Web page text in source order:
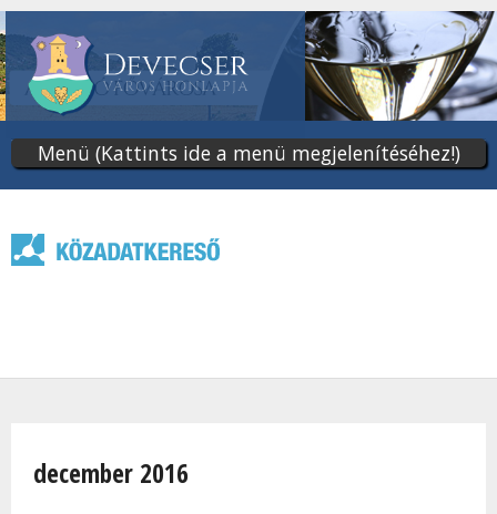
tartalomra
Menü (Kattints ide a menü megjelenítéséhez!)
december 2016